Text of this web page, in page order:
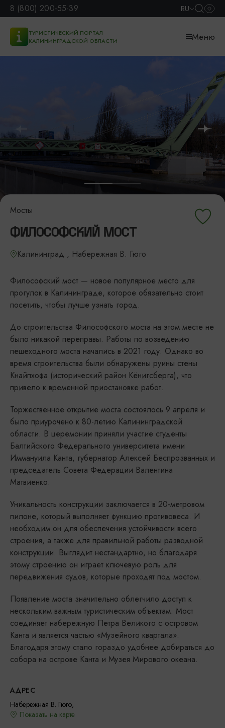
8 (800) 200-55-39 RU
ТУРИСТИЧЕСКИЙ ПОРТАЛ
КАЛИНИНГРАДСКОЙ ОБЛАСТИ
Меню
Мосты
ФИЛОСОФСКИЙ МОСТ
Калининград , Набережная В. Гюго
Философский мост — новое популярное место для
прогулок в Калининграде, которое обязательно стоит
посетить, чтобы лучше узнать город.
До строительства Философского моста на этом месте не
было никакой переправы. Работы по возведению
пешеходного моста начались в 2021 году. Однако во
время строительства были обнаружены руины стены
Кнайпхофа (исторический район Кёнигсберга), что
привело к временной приостановке работ.
Торжественное открытие моста состоялось 9 апреля и
было приурочено к 80-летию Калининградской
области. В церемонии приняли участие студенты
Балтийского Федерального университета имени
Иммануила Канта, губернатор Алексей Беспрозванных и
председатель Совета Федерации Валентина
Матвиенко.
Уникальность конструкции заключается в 20-метровом
пилоне, который выполняет функцию противовеса. И
необходим он для обеспечения устойчивости всего
строения, а также для правильной работы разводной
конструкции. Выглядит нестандартно, но благодаря
этому строению он играет ключевую роль для
передвижения судов, которые проходят под мостом.
Появление моста значительно облегчило доступ к
нескольким важным туристическим объектам. Мост
соединяет набережную Петра Великого с островом
Канта и является частью «Музейного квартала».
Благодаря этому стало гораздо удобнее добираться до
собора на острове Канта и Музея Мирового океана.
АДРЕС
Набережная В. Гюго,
Показать на карте